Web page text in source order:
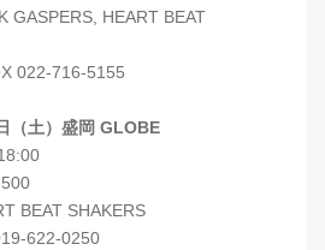
GASPERS, HEART BEAT
022-716-5155
（土）盛岡 GLOBE
BEAT SHAKERS
622-0250